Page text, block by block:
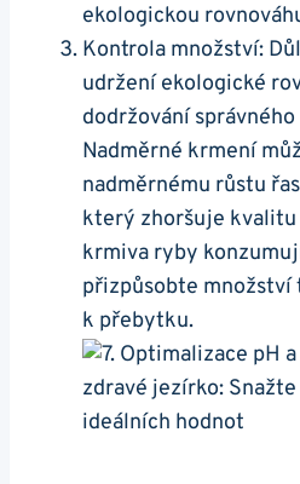
ekologickou
Kontrola množství:
⁢udržení⁤ ekologické‌
dodržování⁣
⁤Nadměrné krmení
nadměrnému růstu
který zhoršuje
krmiva ryby
přizpůsobte množství
k ⁣přebytku.